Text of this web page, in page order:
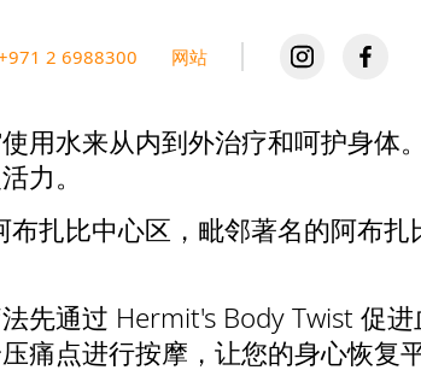
2 6988300 网站
用水来从内到外治疗和呵护身
力。
扎比中心区，毗邻著名的阿布
先通过 Hermit's Body Twist 促
痛点进行按摩，让您的身心恢复平